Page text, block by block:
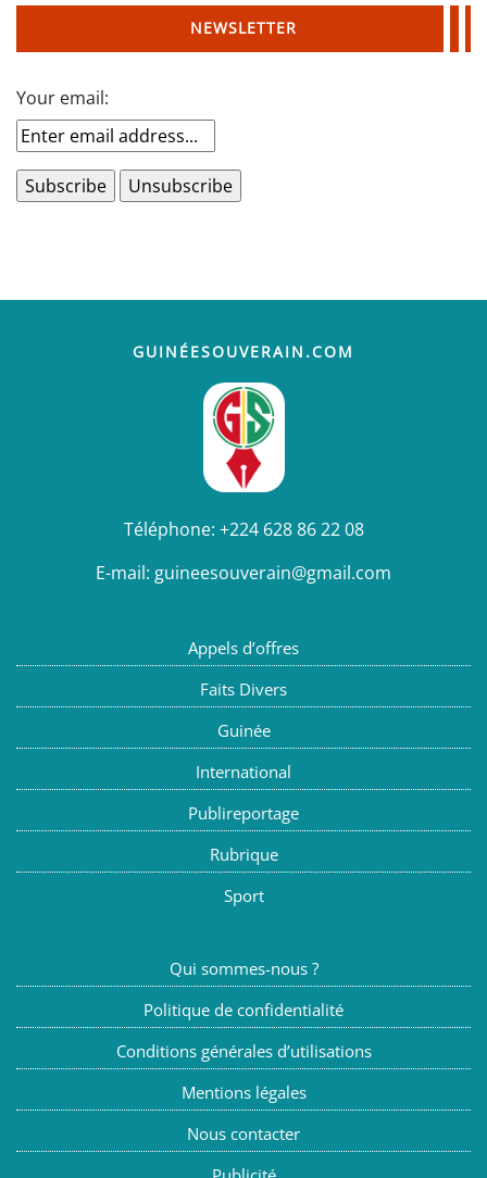
NEWSLETTER
Your email:
GUINÉESOUVERAIN.COM
Téléphone: +224 628 86 22 08
E-mail: guineesouverain@gmail.com
Appels d’offres
Faits Divers
Guinée
International
Publireportage
Rubrique
Sport
Qui sommes-nous ?
Politique de confidentialité
Conditions générales d’utilisations
Mentions légales
Nous contacter